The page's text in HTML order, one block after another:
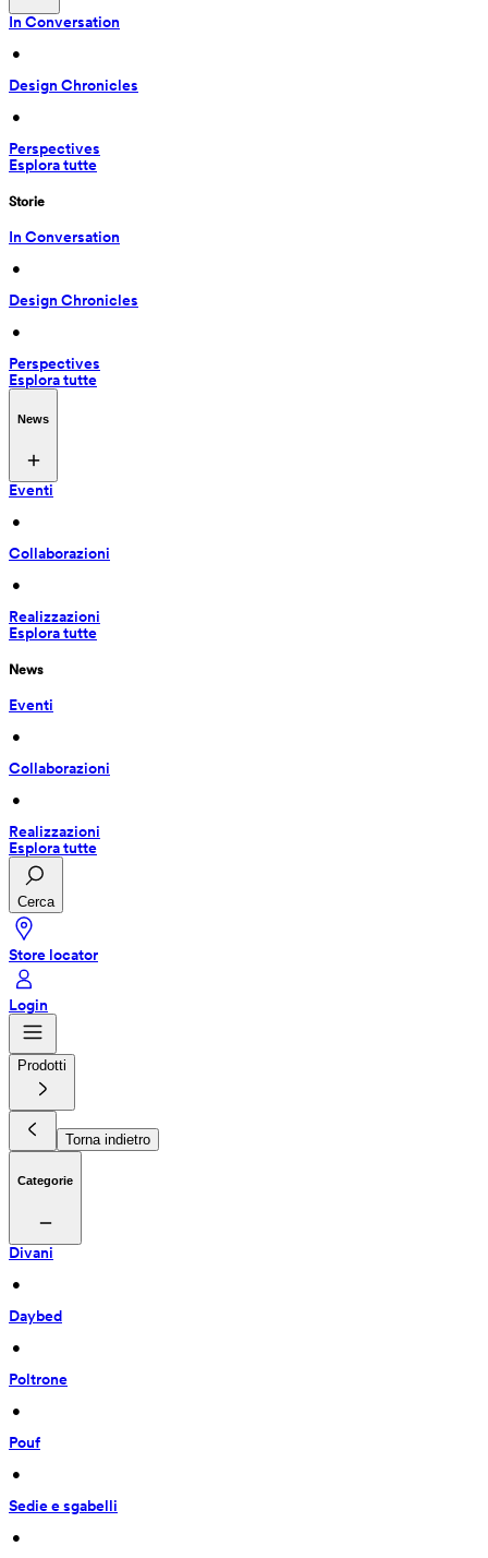
In Conversation
•
Design Chronicles
•
Perspectives
Esplora tutte
Storie
In Conversation
•
Design Chronicles
•
Perspectives
Esplora tutte
News
Eventi
•
Collaborazioni
•
Realizzazioni
Esplora tutte
News
Eventi
•
Collaborazioni
•
Realizzazioni
Esplora tutte
Cerca
Store locator
Login
Prodotti
Torna indietro
Categorie
Divani
•
Daybed
•
Poltrone
•
Pouf
•
Sedie e sgabelli
•